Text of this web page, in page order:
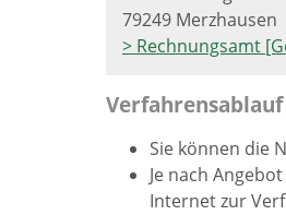
79249 Merzhausen
> Rechnungsamt
Verfahrensablauf
Sie können die
Je nach
Internet zur